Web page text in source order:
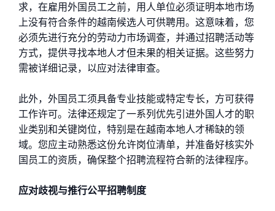
求，在雇用外国员工之前，用人单位必须证明本地市场
上没有符合条件的越南候选人可供聘用。这意味着，您
必须先进行充分的劳动力市场调查，并通过招聘活动等
方式，提供寻找本地人才但未果的相关证据。这些努力
需被详细记录，以应对法律审查。
此外，外国员工须具备专业技能或特定专长，方可获得
工作许可。法律还规定了一系列优先引进外国人才的职
业类别和关键岗位，特别是在越南本地人才稀缺的领
域。您应主动熟悉这份允许岗位清单，并准备好核实外
国员工的资质，确保整个招聘流程符合新的法律程序。
应对歧视与推行公平招聘制度